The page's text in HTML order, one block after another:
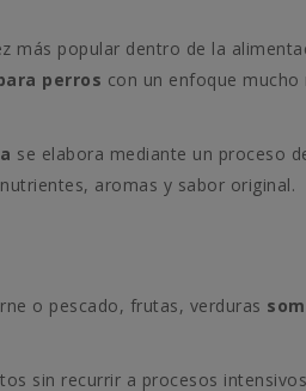
más popular dentro de la
perros con un enfoque mucho
se elabora mediante un proceso
aromas y sabor original.
o pescado, frutas, verduras
sin recurrir a procesos